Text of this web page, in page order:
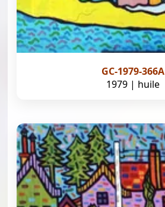
GC-1979-366A
1979 | huile